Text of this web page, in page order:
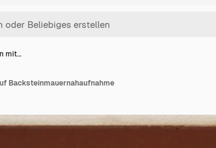
mit…
Backsteinmauernahaufnahme